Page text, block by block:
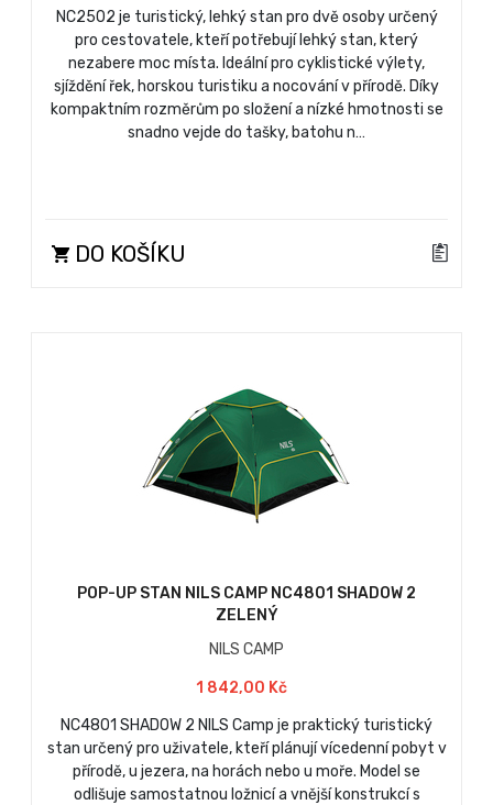
NC2502 je turistický, lehký stan pro dvě osoby určený
pro cestovatele, kteří potřebují lehký stan, který
nezabere moc místa. Ideální pro cyklistické výlety,
sjíždění řek, horskou turistiku a nocování v přírodě. Díky
kompaktním rozměrům po složení a nízké hmotnosti se
snadno vejde do tašky, batohu n…
DO KOŠÍKU
POP-UP STAN NILS CAMP NC4801 SHADOW 2
ZELENÝ
NILS CAMP
1 842,00 Kč
NC4801 SHADOW 2 NILS Camp je praktický turistický
stan určený pro uživatele, kteří plánují vícedenní pobyt v
přírodě, u jezera, na horách nebo u moře. Model se
odlišuje samostatnou ložnicí a vnější konstrukcí s